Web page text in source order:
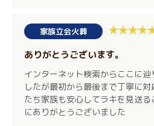
家族立会火葬
ありがとうございます。
インターネット検索からここに
したが最初から最後まで丁寧に
たち家族も安心してラキを見送
にありがとうございました